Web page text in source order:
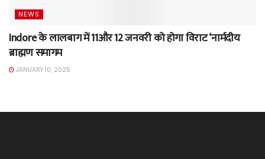
NEWS
Indore के लालबाग में 11और 12 जनवरी को होगा विराट ‘नार्मदीय
ब्राह्मण समागम
JANUARY 10, 2025